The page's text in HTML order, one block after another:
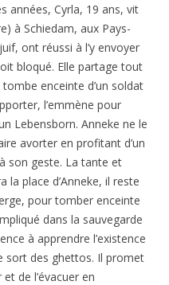
années, Cyrla, 19 ans, vit
à Schiedam, aux Pays-
ont réussi à l’y envoyer
bloqué. Elle partage tout
tombe enceinte d’un soldat
l’emmène pour
Lebensborn. Anneke ne le
avorter en profitant d’un
son geste. La tante et
la place d’Anneke, il reste
pour tomber enceinte
dans la sauvegarde
à apprendre l’existence
sort des ghettos. Il promet
de l’évacuer en